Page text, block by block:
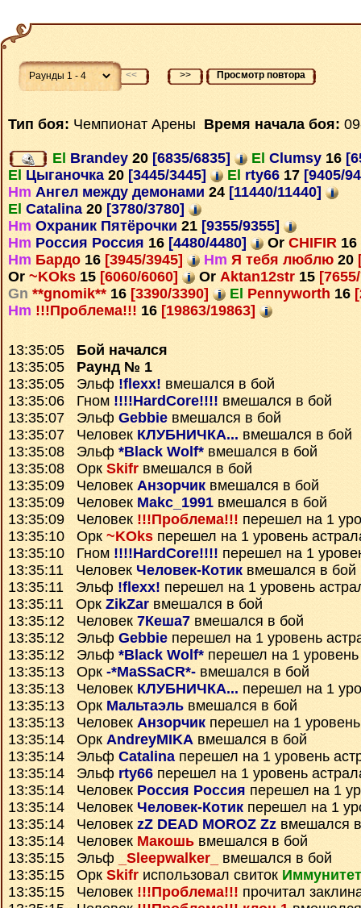
<< >> Просмотр повтора
Тип боя: Чемпионат Арены Время начала боя:
El Brandey 20 [6835/6835] El Clumsy 16
El Цыганочка 20 [3445/3445] El rty66 17 [9405/
Hm Ангел между демонами 24 [11440/11440]
El Catalina 20 [3780/3780]
Hm Охраник Пятёрочки 21 [9355/9355]
Hm Россия Россия 16 [4480/4480] Or CHIFIR 16
Hm Бардо 16 [3945/3945] Hm Я тебя люблю 20
Or ~KOks 15 [6060/6060] Or Aktan12str 15
Gn **gnomik** 16 [3390/3390] El Pennyworth 16
Hm !!!Проблема!!! 16 [19863/19863]
13:35:05 Бой начался
13:35:05 Раунд № 1
13:35:05 Эльф !flexx! вмешался в бой
13:35:06 Гном !!!!HardCore!!!! вмешался в бой
13:35:07 Эльф Gebbie вмешался в бой
13:35:07 Человек КЛУБНИЧКА... вмешался в бой
13:35:08 Эльф *Black Wolf* вмешался в бой
13:35:08 Орк Skifr вмешался в бой
13:35:09 Человек Анзорчик вмешался в бой
13:35:09 Человек Makc_1991 вмешался в бой
13:35:09 Человек !!!Проблема!!! перешел на 1
13:35:10 Орк ~KOks перешел на 1 уровень
13:35:10 Гном !!!!HardCore!!!! перешел на 1
13:35:11 Человек Человек-Котик вмешался в бой
13:35:11 Эльф !flexx! перешел на 1 уровень
13:35:11 Орк ZikZar вмешался в бой
13:35:12 Человек 7Кеша7 вмешался в бой
13:35:12 Эльф Gebbie перешел на 1 уровень
13:35:12 Эльф *Black Wolf* перешел на 1
13:35:13 Орк -*MaSSaCR*- вмешался в бой
13:35:13 Человек КЛУБНИЧКА... перешел на 1
13:35:13 Орк Мальтаэль вмешался в бой
13:35:13 Человек Анзорчик перешел на 1
13:35:14 Орк AndreyMIKA вмешался в бой
13:35:14 Эльф Catalina перешел на 1 уровень
13:35:14 Эльф rty66 перешел на 1 уровень
13:35:14 Человек Россия Россия перешел на 1
13:35:14 Человек Человек-Котик перешел на 1
13:35:14 Человек zZ DEAD MOROZ Zz вмешался
13:35:14 Человек Макошь вмешался в бой
13:35:15 Эльф
_Sleepwalker_
вмешался в бой
13:35:15 Орк Skifr использовал свиток
13:35:15 Человек !!!Проблема!!! прочитал